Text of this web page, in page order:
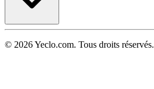
© 2026 Yeclo.com. Tous droits réservés.